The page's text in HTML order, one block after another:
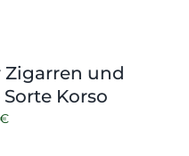
Zigarren und
Korso
€